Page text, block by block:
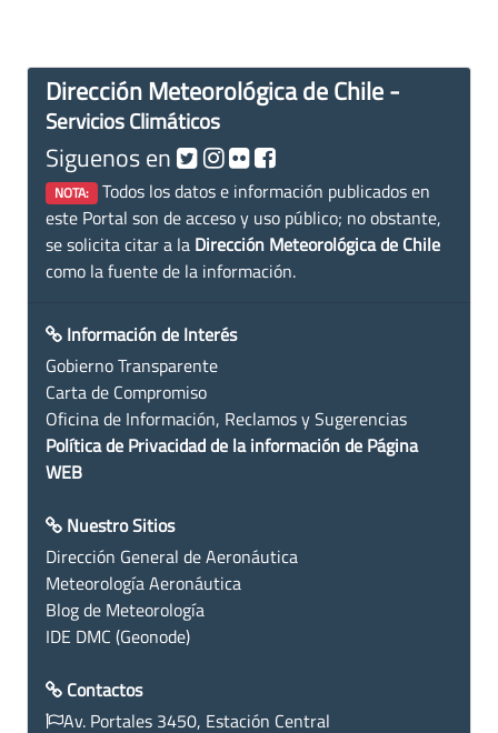
Dirección Meteorológica de Chile -
Servicios Climáticos
Siguenos en
NOTA: Todos los datos e información publicados en
este Portal son de acceso y uso público; no obstante,
se solicita citar a la Dirección Meteorológica de Chile
como la fuente de la información.
Información de Interés
Gobierno Transparente
Carta de Compromiso
Oficina de Información, Reclamos y Sugerencias
Política de Privacidad de la información de Página
WEB
Nuestro Sitios
Dirección General de Aeronáutica
Meteorología Aeronáutica
Blog de Meteorología
IDE DMC (Geonode)
Contactos
Av. Portales 3450, Estación Central